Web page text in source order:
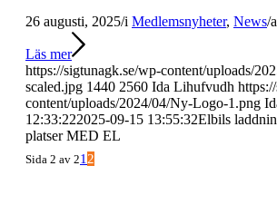
26 augusti, 2025/i Medlemsnyheter, News/
Läs mer
https://sigtunagk.se/wp-content/uploads/
scaled.jpg 1440 2560 Ida Lihufvudh
content/uploads/2024/04/Ny-Logo-1.png
12:33:222025-09-15 13:55:32Elbils
platser MED EL
Sida 2 av 21 2